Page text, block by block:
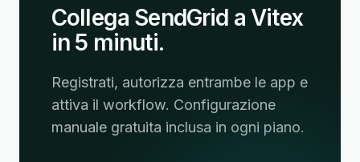
Collega SendGrid a Vitex
in 5 minuti.
Registrati, autorizza entrambe le app e
attiva il workflow. Configurazione
manuale gratuita inclusa in ogni piano.